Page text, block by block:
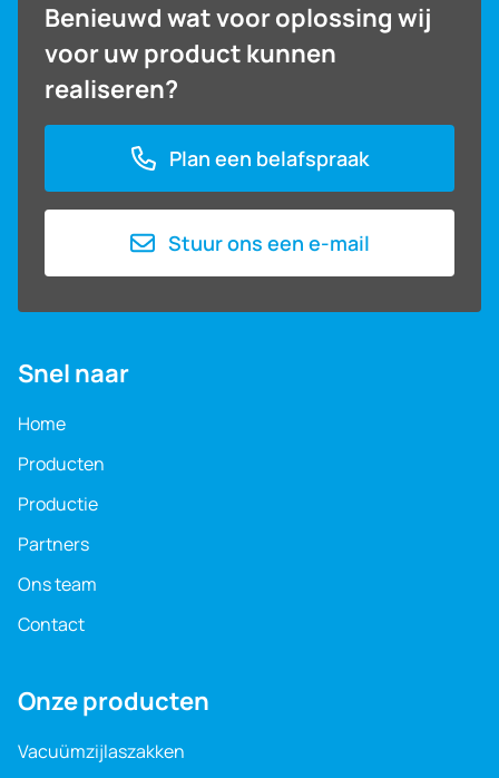
Benieuwd wat voor oplossing wij
voor uw product kunnen
realiseren?
Plan een belafspraak
Stuur ons een e-mail
Snel naar
Home
Producten
Productie
Partners
Ons team
Contact
Onze producten
Vacuüm­zijlaszakken